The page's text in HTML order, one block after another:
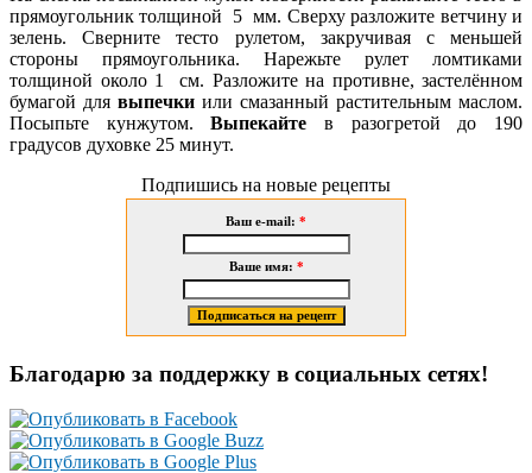
прямоугольник толщиной 5 мм. Сверху разложите ветчину и
зелень. Сверните тесто рулетом, закручивая с меньшей
стороны прямоугольника. Нарежьте рулет ломтиками
толщиной около 1 см. Разложите на противне, застелённом
бумагой для выпечки или смазанный растительным маслом.
Посыпьте кунжутом.Выпекайте в разогретой до 190
градусов духовке 25 минут.
Подпишись на новые рецепты
Ваш e-mail: *
Ваше имя: *
Благодарю за поддержку в социальных сетях!